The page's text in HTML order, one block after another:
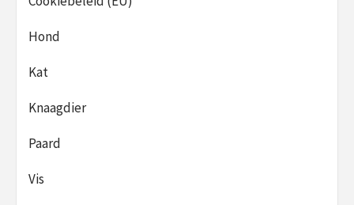
Hond
Kat
Knaagdier
Paard
Vis